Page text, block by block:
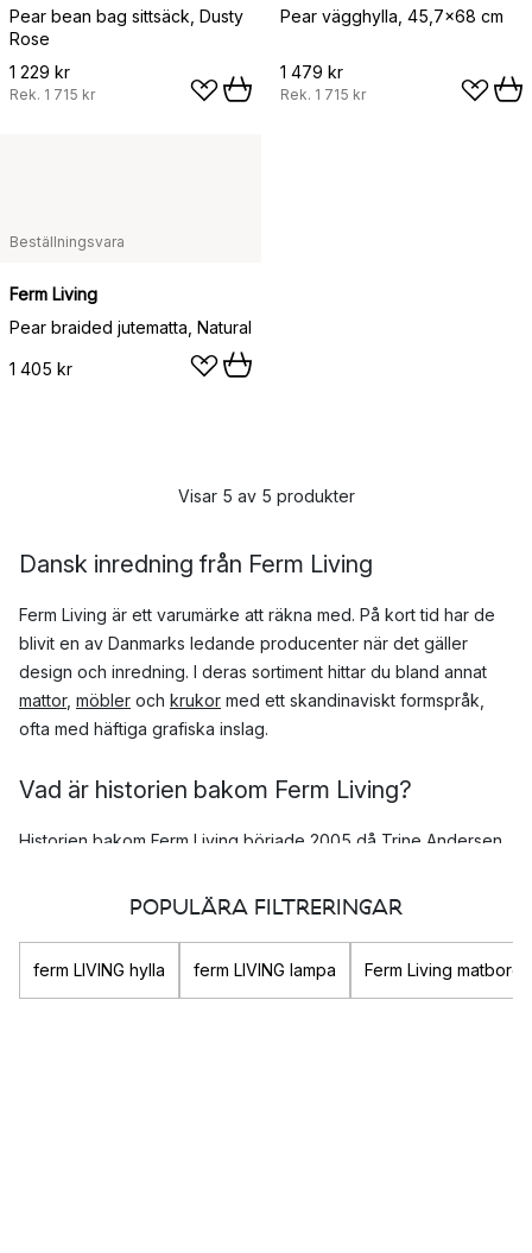
Pear bean bag sittsäck, Dusty
Rose
1 229 kr
Rek. 1 715 kr
Pear vägghylla, 45,7x68 cm
1 479 kr
Rek. 1 715 kr
Beställningsvara
Ferm Living
Pear braided jutematta, Natural
1 405 kr
Visar 5 av 5 produkter
Dansk inredning från Ferm Living
Ferm Living är ett varumärke att räkna med. På kort tid har de
blivit en av Danmarks ledande producenter när det gäller
design och inredning. I deras sortiment hittar du bland annat
mattor, möbler och krukor med ett skandinaviskt formspråk,
ofta med häftiga grafiska inslag.
Vad är historien bakom Ferm Living?
Historien bakom Ferm Living började 2005 då Trine Andersen
året därpå då hon lanserade sin första tapetkollektion. Trine
saken i egna händer.
POPULÄRA FILTRERINGAR
ferm LIVING hylla ferm LIVING lampa Ferm Living matbord